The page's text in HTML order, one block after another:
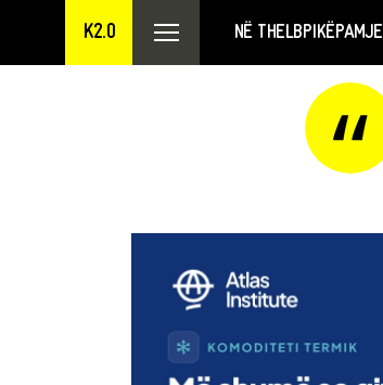
K2.0 NË THELBPIKËPAMJE